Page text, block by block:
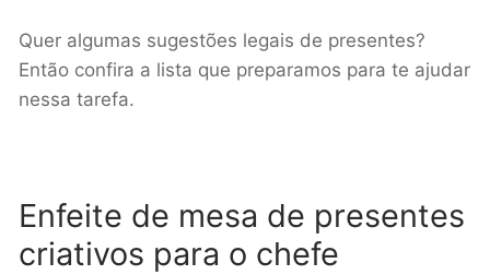
Quer algumas sugestões legais de presentes?
Então confira a lista que preparamos para te ajudar
nessa tarefa.
Enfeite de mesa de presentes
criativos para o chefe